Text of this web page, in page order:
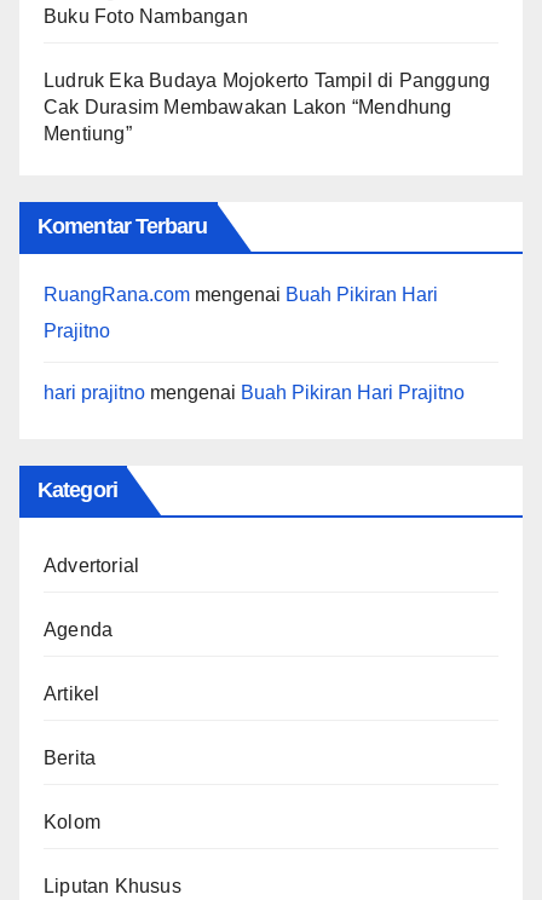
Buku Foto Nambangan
Ludruk Eka Budaya Mojokerto Tampil di Panggung
Cak Durasim Membawakan Lakon “Mendhung
Mentiung”
Komentar Terbaru
RuangRana.com mengenai Buah Pikiran Hari
Prajitno
hari prajitno mengenai Buah Pikiran Hari Prajitno
Kategori
Advertorial
Agenda
Artikel
Berita
Kolom
Liputan Khusus